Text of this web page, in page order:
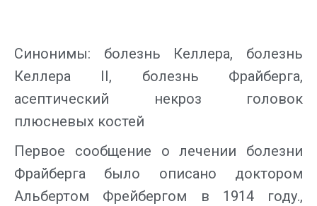
Синонимы: болезнь Келлера, болезнь
Келлера II, болезнь Фрайберга,
асептический некроз головок
плюсневых костей
Первое сообщение о лечении болезни
Фрайберга было описано доктором
Альбертом Фрейбергом в 1914 году.,